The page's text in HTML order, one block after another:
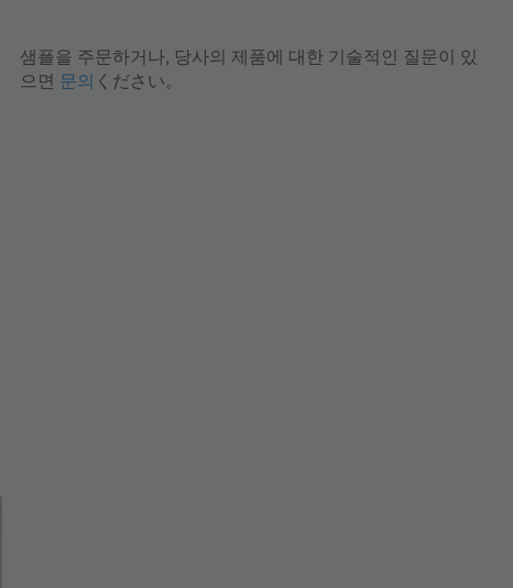
샘플을 주문하거나, 당사의 제품에 대한 기술적인 질문이 있
으면 문의 ください。